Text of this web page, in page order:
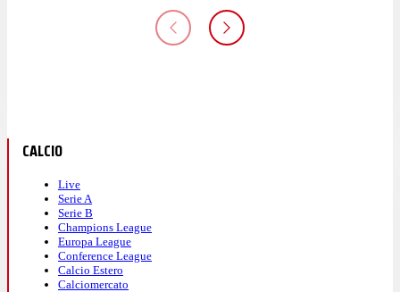
CALCIO
Live
Serie A
Serie B
Champions League
Europa League
Conference League
Calcio Estero
Calciomercato